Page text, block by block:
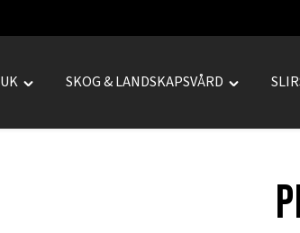
Toggle
SKOG & LANDSKAPSVÅRD
Toggle